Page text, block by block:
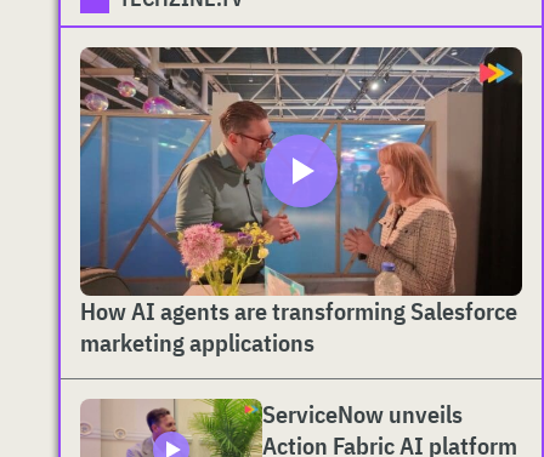
How AI agents are transforming Salesforce
marketing applications
ServiceNow unveils
Action Fabric AI platform